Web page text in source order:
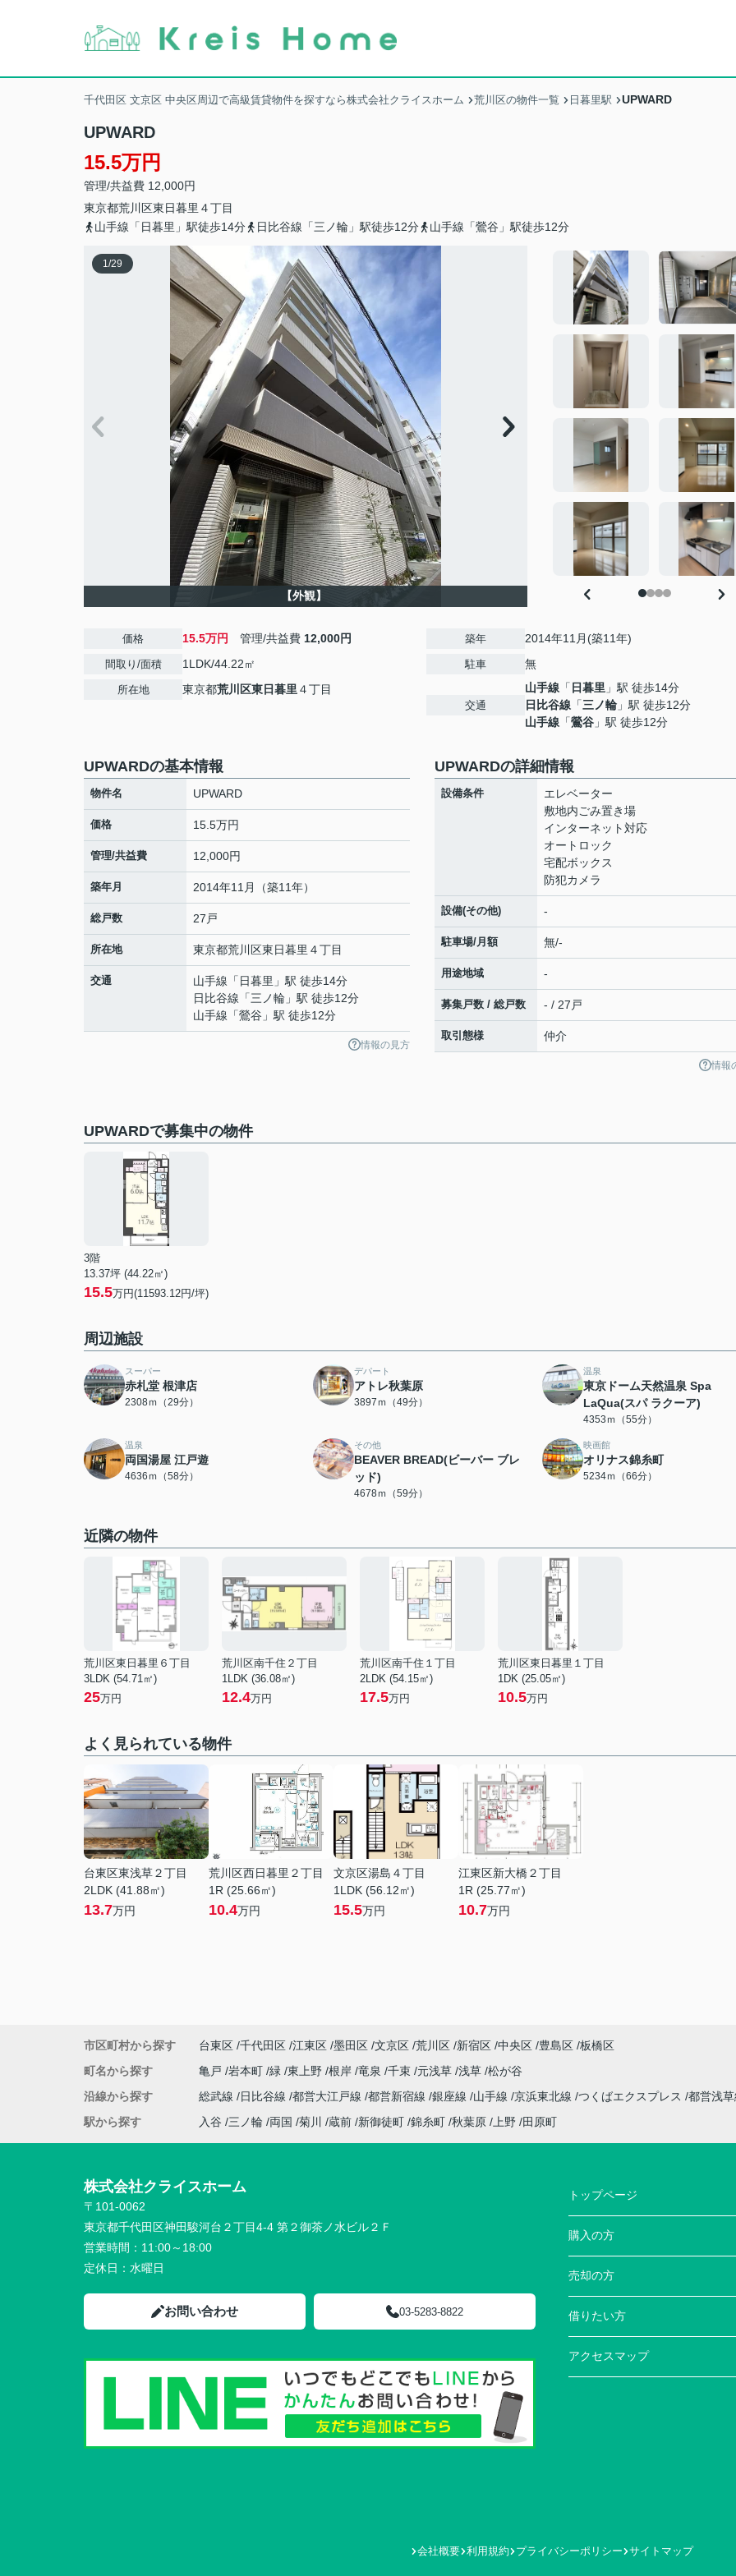
千代田区 文京区 中央区周辺で高級賃貸物件を探すなら株式会社クライスホーム 荒川区の物件一覧 日暮里駅 UPWARD
UPWARD
15.5万円
管理/共益費 12,000円
東京都荒川区東日暮里 ４丁目
山手線「日暮里」駅徒歩14分
日比谷線「三ノ輪」駅徒歩12分 山手線「鶯谷」駅徒歩12分
1/29
【外観】
価格 15.5万円 管理/共益費 12,000円
間取り/面積 1LDK/44.22㎡
所在地 東京都荒川区東日暮里 ４丁目
築年 2014年11月(築11年)
駐車 無
交通
山手線 「 日暮里 」駅 徒歩14分
日比谷線 「三ノ輪 」駅 徒歩12分
山手線 「鶯谷 」駅 徒歩12分
UPWARDの基本情報
物件名 UPWARD
価格 15.5万円
管理/共益費 12,000円
築年月 2014年11月（築11年）
総戸数 27戸
所在地 東京都荒川区東日暮里 ４丁目
交通 山手線 「 日暮里 」駅 徒歩14分
日比谷線 「三ノ輪 」駅 徒歩12分
山手線 「鶯谷 」駅 徒歩12分
情報の見方
UPWARDの詳細情報
設備条件
エレベーター
敷地内ごみ置き場
インターネット対応
オートロック
宅配ボックス
防犯カメラ
設備(その他) -
駐車場/月額 無/-
用途地域 -
募集戸数 / 総戸数 - / 27戸
取引態様 仲介
情報
UPWARDで募集中の物件
3階
13.37坪 (44.22㎡)
15.5万円(11593.12円/坪)
周辺施設
スーパー
赤札堂 根津店
2308ｍ（29分）
デパート
アトレ秋葉原
3897ｍ（49分）
温泉
東京ドーム天然温泉 Spa
LaQua(スパ ラクーア)
4353ｍ（55分）
温泉
両国湯屋 江戸遊
4636ｍ（58分）
その他
BEAVER BREAD(ビーバー ブレ
ッド)
4678ｍ（59分）
映画館
オリナス錦糸町
5234ｍ（66分）
近隣の物件
荒川区東日暮里６丁目
3LDK (54.71㎡)
25万円
荒川区南千住２丁目
1LDK (36.08㎡)
12.4万円
荒川区南千住１丁目
2LDK (54.15㎡)
17.5万円
荒川区東日暮里１丁目
1DK (25.05㎡)
10.5万円
よく見られている物件
台東区東浅草２丁目
2LDK (41.88㎡)
13.7万円
荒川区西日暮里２丁目
1R (25.66㎡)
10.4万円
文京区湯島４丁目
1LDK (56.12㎡)
15.5万円
江東区新大橋２丁目
1R (25.77㎡)
10.7万円
市区町村から探す 台東区 千代田区 江東区 墨田区 文京区 荒川区 新宿区 中央区 豊島区 板橋区
町名から探す
亀戸 岩本町 緑 東上野 根岸 竜泉 千束 元浅草 浅草 松が谷
沿線から探す
総武線 日比谷線 都営大江戸線 都営新宿線 銀座線 山手線 京浜東北線 つくばエクスプレス
都営浅
駅から探す
入谷 三ノ輪 両国 菊川 蔵前 新御徒町 錦糸町 秋葉原 上野 田原町
株式会社クライスホーム
〒101-0062
東京都千代田区神田駿河台２丁目4-4 第２御茶ノ水ビル２Ｆ
営業時間： 11:00～18:00
定休日： 水曜日
お問い合わせ 03-5283-8822
トップページ
購入の方
売却の方
借りたい方
アクセスマップ
会社概要 利用規約 プライバシーポリシー サイトマップ